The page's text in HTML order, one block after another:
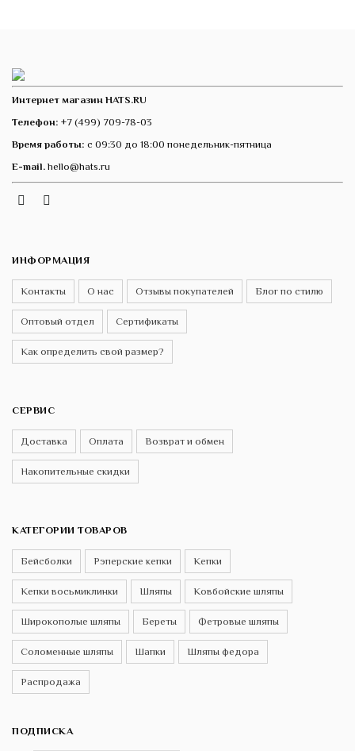
Интернет магазин HATS.RU
Телефон: +7 (499) 709-78-03
Время работы: с 09:30 до 18:00 понедельник-пятница
E-mail. hello@hats.ru
Instagram
ИНФОРМАЦИЯ
Контакты О нас Отзывы покупателей Блог по стилю
Оптовый отдел Сертификаты
Как определить свой размер?
СЕРВИС
Доставка Оплата Возврат и обмен
Накопительные скидки
КАТЕГОРИИ ТОВАРОВ
Бейсболки Рэперские кепки Кепки
Кепки восьмиклинки Шляпы Ковбойские шляпы
Широкополые шляпы Береты Фетровые шляпы
Соломенные шляпы Шапки Шляпы федора
Распродажа
ПОДПИСКА